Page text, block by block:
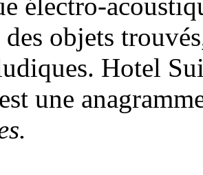
objets
Hotel
une